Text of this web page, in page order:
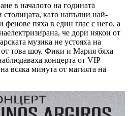
в началото на годината
столицата, като напълни най-
фенове пяха в един глас с него, а
че дори някои от
музика не устояха на
от това шоу. Фики и Мария бяха
концерта от VIP
всяка минута от магията на